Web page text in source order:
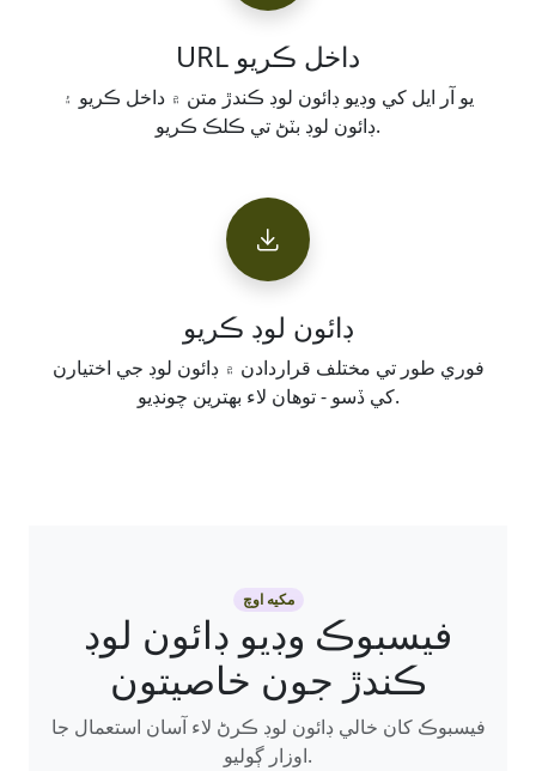
URL داخل ڪريو
يو آر ايل کي وڊيو ڊائون لوڊ ڪندڙ متن ۾ داخل ڪريو ۽
ڊائون لوڊ بٽڻ تي ڪلڪ ڪريو.
ڊائون لوڊ ڪريو
فوري طور تي مختلف قراردادن ۾ ڊائون لوڊ جي اختيارن
کي ڏسو - توهان لاء بهترين چونڊيو.
مکيه اوچ
فيسبوڪ وڊيو ڊائون لوڊ
ڪندڙ جون خاصيتون
فيسبوڪ کان خالي ڊائون لوڊ ڪرڻ لاء آسان استعمال جا
اوزار ڳوليو.